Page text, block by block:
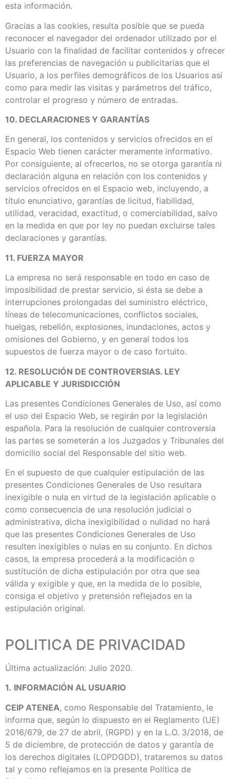
esta información.
Gracias a las cookies, resulta posible que se pueda
reconocer el navegador del ordenador utilizado por el
Usuario con la finalidad de facilitar contenidos y ofrecer
las preferencias de navegación u publicitarias que el
Usuario, a los perfiles demográficos de los Usuarios así
como para medir las visitas y parámetros del tráfico,
controlar el progreso y número de entradas.
10. DECLARACIONES Y GARANTÍAS
En general, los contenidos y servicios ofrecidos en el
Espacio Web tienen carácter meramente informativo.
Por consiguiente, al ofrecerlos, no se otorga garantía ni
declaración alguna en relación con los contenidos y
servicios ofrecidos en el Espacio web, incluyendo, a
título enunciativo, garantías de licitud, fiabilidad,
utilidad, veracidad, exactitud, o comerciabilidad, salvo
en la medida en que por ley no puedan excluirse tales
declaraciones y garantías.
11. FUERZA MAYOR
La empresa no será responsable en todo en caso de
imposibilidad de prestar servicio, si ésta se debe a
interrupciones prolongadas del suministro eléctrico,
líneas de telecomunicaciones, conflictos sociales,
huelgas, rebelión, explosiones, inundaciones, actos y
omisiones del Gobierno, y en general todos los
supuestos de fuerza mayor o de caso fortuito.
12. RESOLUCIÓN DE CONTROVERSIAS. LEY
APLICABLE Y JURISDICCIÓN
Las presentes Condiciones Generales de Uso, así como
el uso del Espacio Web, se regirán por la legislación
española. Para la resolución de cualquier controversia
las partes se someterán a los Juzgados y Tribunales del
domicilio social del Responsable del sitio web.
En el supuesto de que cualquier estipulación de las
presentes Condiciones Generales de Uso resultara
inexigible o nula en virtud de la legislación aplicable o
como consecuencia de una resolución judicial o
administrativa, dicha inexigibilidad o nulidad no hará
que las presentes Condiciones Generales de Uso
resulten inexigibles o nulas en su conjunto. En dichos
casos, la empresa procederá a la modificación o
sustitución de dicha estipulación por otra que sea
válida y exigible y que, en la medida de lo posible,
consiga el objetivo y pretensión reflejados en la
estipulación original.
POLITICA DE PRIVACIDAD
Última actualización: Julio 2020.
1. INFORMACIÓN AL USUARIO
CEIP ATENEA, como Responsable del Tratamiento, le
informa que, según lo dispuesto en el Reglamento (UE)
2016/679, de 27 de abril, (RGPD) y en la L.O. 3/2018, de
5 de diciembre, de protección de datos y garantía de
los derechos digitales (LOPDGDD), trataremos su datos
tal y como reflejamos en la presente Política de